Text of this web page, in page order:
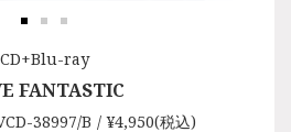
CD+Blu-ray
FANTASTIC
38997/B ¥4,950(税込)
CD+DVD
FANTASTIC
38998/B ¥4,400(税込)
CDアルバム
FANTASTIC
38999 ¥3,025(税込)